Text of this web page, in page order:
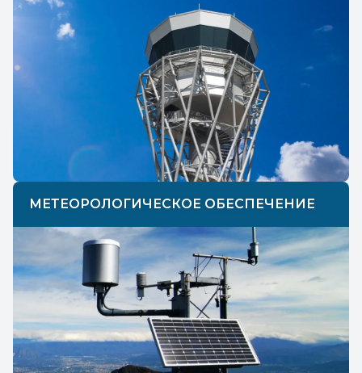
МЕТЕОРОЛОГИЧЕСКОЕ ОБЕСПЕЧЕНИЕ